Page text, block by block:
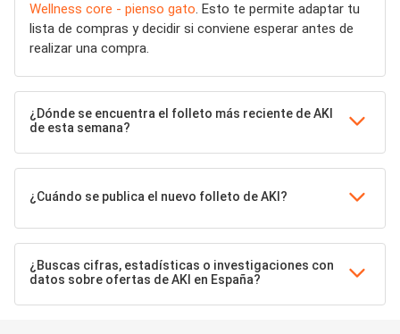
Wellness core - pienso gato. Esto te permite adaptar tu
lista de compras y decidir si conviene esperar antes de
realizar una compra.
¿Dónde se encuentra el folleto más reciente de AKI
de esta semana?
¿Cuándo se publica el nuevo folleto de AKI?
¿Buscas cifras, estadísticas o investigaciones con
datos sobre ofertas de AKI en España?